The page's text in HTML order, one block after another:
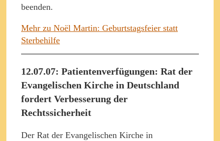
beenden.
Mehr zu Noël Martin: Geburtstagsfeier statt
Sterbehilfe
12.07.07: Patientenverfügungen: Rat der
Evangelischen Kirche in Deutschland
fordert Verbesserung der
Rechtssicherheit
Der Rat der Evangelischen Kirche in